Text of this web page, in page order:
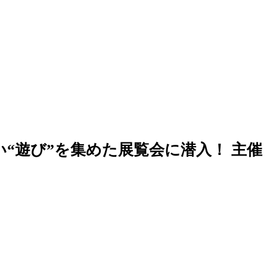
遊び”を集めた展覧会に潜入！ 主催